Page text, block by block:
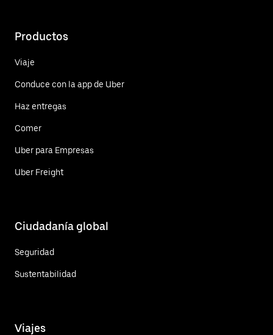
Productos
Viaje
Conduce con la app de Uber
Haz entregas
Comer
Uber para Empresas
Uber Freight
Ciudadanía global
Seguridad
Sustentabilidad
Viajes